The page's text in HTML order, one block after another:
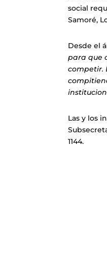
social
Samoré,
Desde el
para que
competir.
Las y los
1144.